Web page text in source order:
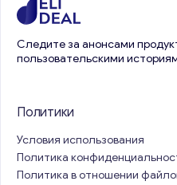
Следите за анонсами
пользовательскими
Политики
Условия использования
Политика
Политика в отношении